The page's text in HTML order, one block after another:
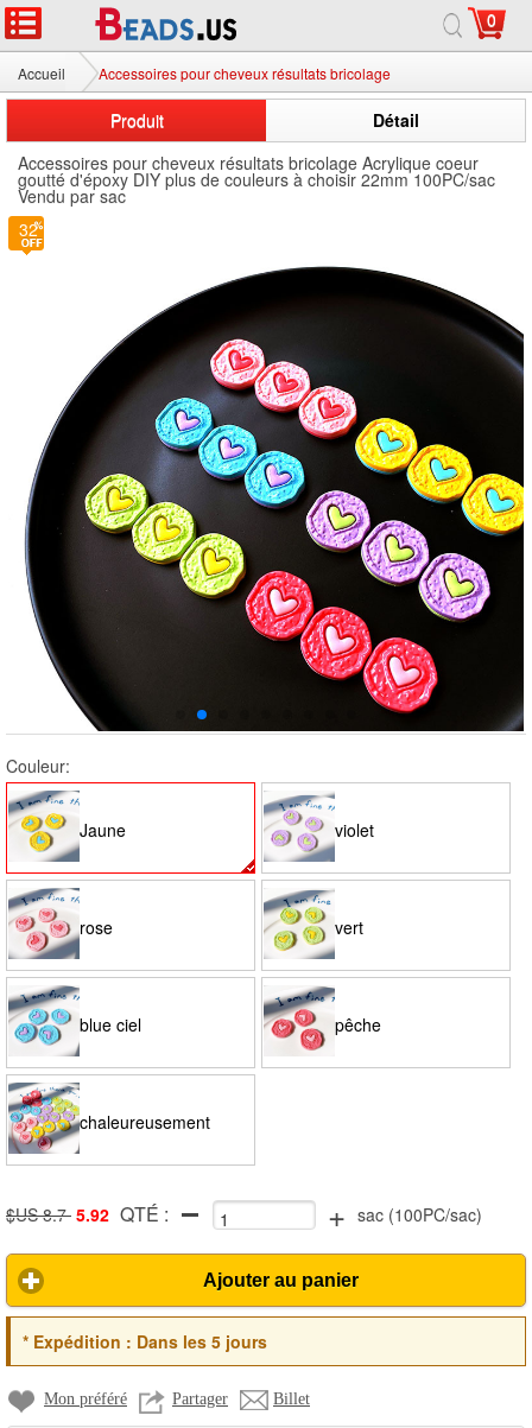
0
Accueil Accessoires pour cheveux résultats bricolage
Produit
Détail
Accessoires pour cheveux résultats bricolage Acrylique coeur
goutté d'époxy DIY plus de couleurs à choisir 22mm 100PC/sac
Vendu par sac
32
Couleur:
Jaune violet
rose vert
blue ciel pêche
chaleureusement
remarquer: la couleur
de cet article est
aléatoire
$US 8.7 5.92 QTÉ : + sac(100PC/sac)
Ajouter au panier
*Expédition : Dans les 5 jours
Mon préféré Partager Billet